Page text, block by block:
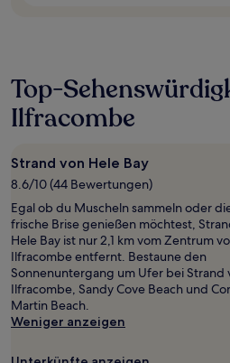
Top-
Ilfracombe
Strand von Hele Bay
8.6/10 (44 Bewertungen)
Egal ob du Muscheln sammeln oder
frische Brise genießen möchtest,
Hele Bay ist nur 2,1 km vom Zentrum
Ilfracombe entfernt. Bestaune den
Sonnenuntergang um Ufer bei Strand
Ilfracombe, Sandy Cove Beach und
Martin Beach.
Weniger anzeigen